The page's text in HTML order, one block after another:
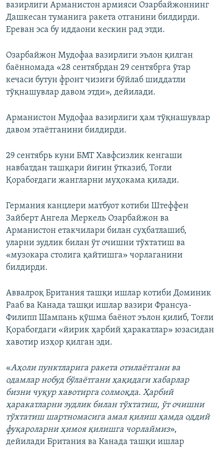
вазирлиги Арманистон армияси Озарбайжоннинг
Дашкесан туманига ракета отганини билдирди.
Ереван эса бу иддаони кескин рад этди.
Озарбайжон Мудофаа вазирлиги эълон қилган
баённомада «28 сентябрдан 29 сентябрга ўтар
кечаси бутун фронт чизиғи бўйлаб шиддатли
тўқнашувлар давом этди», дейилади.
Арманистон Мудофаа вазирлиги ҳам тўқнашувлар
давом этаётганини билдирди.
29 сентябрь куни БМТ Хавфсизлик кенгаши
навбатдан ташқари йиғин ўтказиб, Тоғли
Қорабоғдаги жангларни муҳокама қилади.
Германия канцлери матбуот котиби Штеффен
ЗайбертАнгела Меркель Озарбайжон ва
Арманистон етакчилари билан суҳбатлашиб,
уларни зудлик билан ўт очишни тўхтатиш ва
«музокара столига қайтишга» чорлаганини
билдирди.
Аввалроқ Британия ташқи ишлар котиби Доминик
Рааб ва Канада ташқи ишлар вазири Франсуа-
Филипп Шампань қўшма баёнот эълон қилиб, Тоғли
Қорабоғдаги «йирик ҳарбий ҳаракатлар» юзасидан
хавотир изҳор қилган эди.
«Аҳоли пунктларига ракета отилаётгани ва
одамлар нобуд бўлаётгани ҳақидаги хабарлар
бизни чуқур хавотирга солмоқда. Ҳарбий
ҳаракатларни зудлик билан тўхтатиш, ўт очишни
тўхтатиш шартномасига амал қилиш ҳамда оддий
фуқароларни ҳимоя қилишга чорлаймиз»,
дейилади Британия ва Канада ташқи ишлар